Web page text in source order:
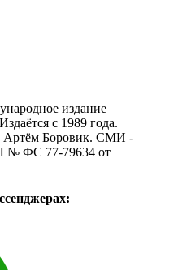
издание
с 1989 года.
Артём Боровик. CМИ -
№ ФС 77-79634 от